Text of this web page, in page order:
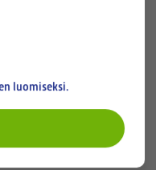
luomiseksi.